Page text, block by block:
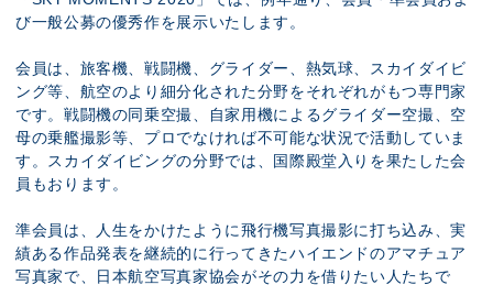
び一般公募の優秀作を展示いたします。
会員は、旅客機、戦闘機、グライダー、熱気球、スカイダイビ
ング等、航空のより細分化された分野をそれぞれがもつ専門家
です。戦闘機の同乗空撮、自家用機によるグライダー空撮、空
母の乗艦撮影等、プロでなければ不可能な状況で活動していま
す。スカイダイビングの分野では、国際殿堂入りを果たした会
員もおります。
準会員は、人生をかけたように飛行機写真撮影に打ち込み、実
績ある作品発表を継続的に行ってきたハイエンドのアマチュア
写真家で、日本航空写真家協会がその力を借りたい人たちで